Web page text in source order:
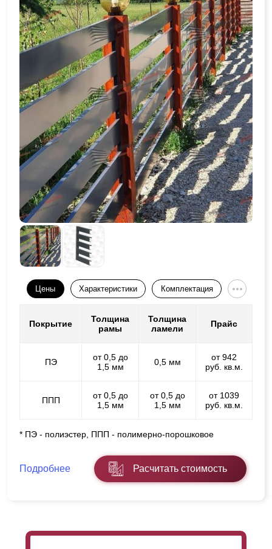
Цены Характеристики Комплектация
Покрытие
Толщина
рамы
Толщина
ламели
Прайс
ПЭ
от 0,5 до
1,5 мм
0,5 мм
от 942
руб. кв.м.
ППП
от 0,5 до
1,5 мм
от 0,5 до
1,5 мм
от 1039
руб. кв.м.
* ПЭ - полиэстер, ППП - полимерно-порошковое
Подробнее Расчитать стоимость